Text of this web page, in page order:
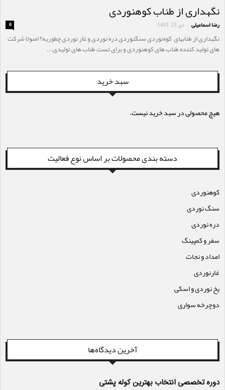
نگهداری از طناب کوهنوردی
رضا اسماعیلی - دی 23, 1401 0
نگهداری از طنابهای کوه‌نوردی سنگنوردی دره نوردی و غار نوردی چطوریه؟ اصولا شرکت
های تولید کننده طناب های کوهنوردی و برای تست طناب های تولیدی...
سبد خرید
هیچ محصولی در سبد خرید نیست.
دسته بندی محصولات بر اساس نوع فعالیت
کوهنوردی
سنگ نوردی
دره نوردی
سفر و کمپینگ
امداد و نجات
غارنوردی
یخ نوردی و اسکی
دوچرخه سواری
آخرین دیدگاه‌ها
دوره تخصصی انتخاب بهترین کوله پشتی